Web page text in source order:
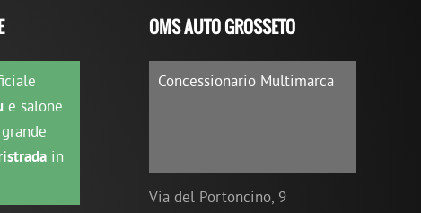
e salone
in
OMS AUTO GROSSETO
Concessionario Multimarca
Via del Portoncino, 9